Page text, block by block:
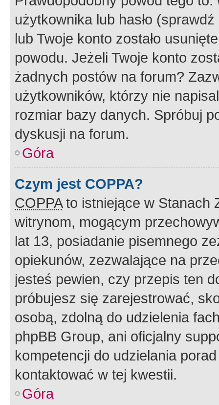
użytkownika lub hasło
lub Twoje konto zostało
powodu. Jeżeli Twoje konto
żadnych postów na forum?
użytkowników, którzy nie
rozmiar bazy danych. Spróbuj
dyskusji na forum.
Góra
Czym jest COPPA?
COPPAto istniejące w Stanach
witrynom, mogącym
lat 13, posiadanie pisemnego
opiekunów, zezwalające na
jesteś pewien, czy przepis ten
próbujesz się zarejestrować,
osobą, zdolną do udzielenia
phpBB Group, ani oficjalny
kompetencji do udzielania
kontaktować w tej kwestii.
Góra